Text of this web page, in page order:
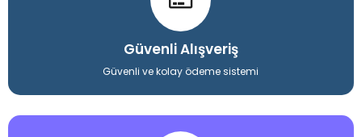
Güvenli Alışveriş
Güvenli ve kolay ödeme sistemi